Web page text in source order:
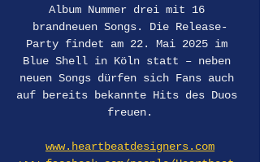
Album Nummer drei mit 16
brandneuen Songs. Die Release-
Party findet am 22. Mai 2025 im
Blue Shell in Köln statt – neben
neuen Songs dürfen sich Fans auch
auf bereits bekannte Hits des Duos
freuen.
www.heartbeatdesigners.com